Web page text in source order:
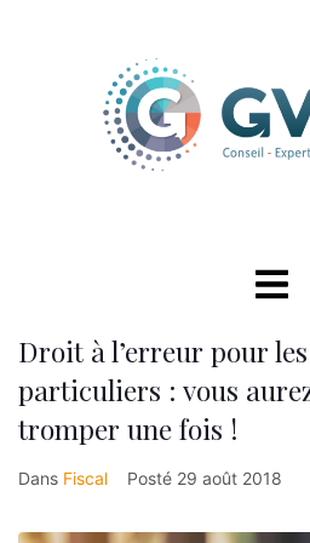
Droit à l’erreur pour
particuliers : vous
tromper une fois !
Dans Fiscal Posté 29 août 2018